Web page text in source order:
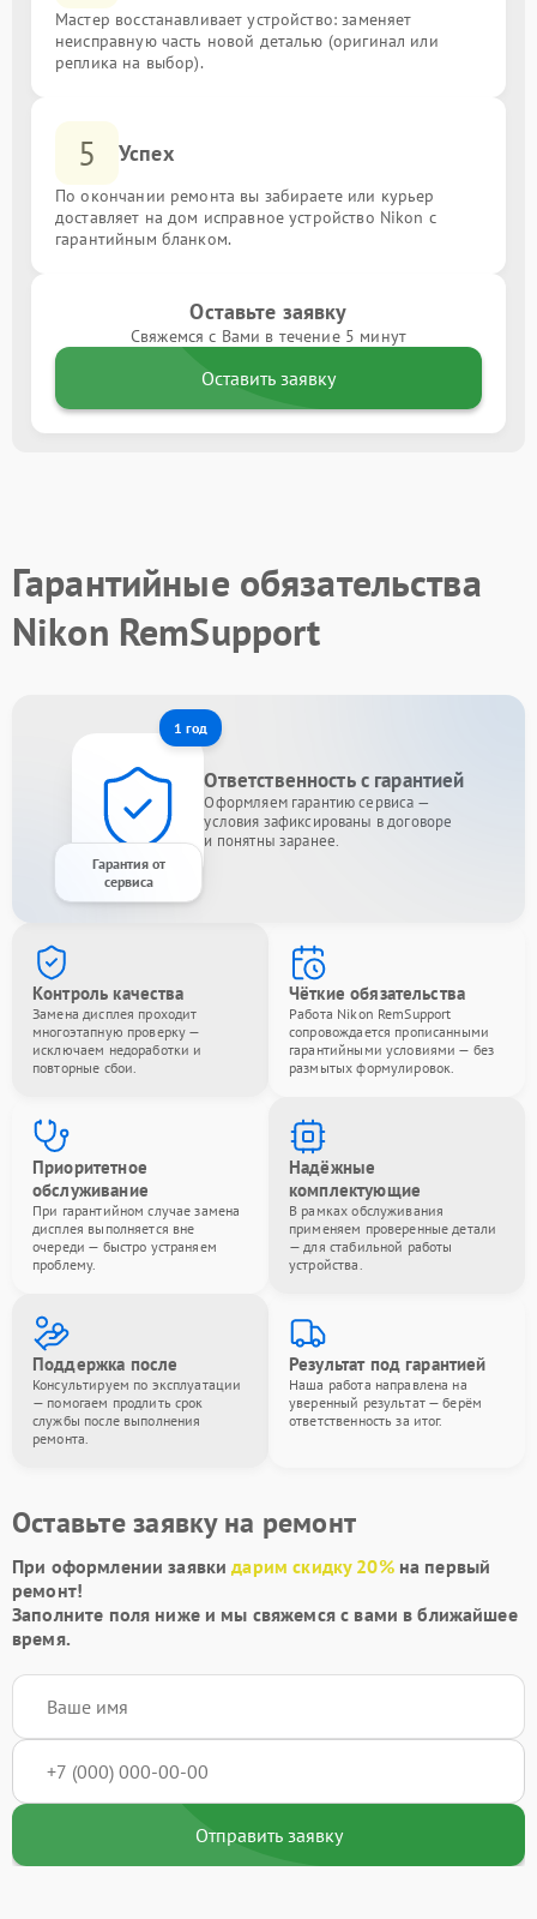
Мастер восстанавливает устройство: заменяет
неисправную часть новой деталью (оригинал или
реплика на выбор).
5 Успех
По окончании ремонта вы забираете или курьер
доставляет на дом исправное устройство Nikon с
гарантийным бланком.
Оставьте заявку
Свяжемся с Вами в течение 5 минут
Оставить заявку
Гарантийные обязательства
Nikon RemSupport
1 год
Гарантия от
сервиса
Ответственность с гарантией
Оформляем гарантию сервиса —
условия зафиксированы в договоре
и понятны заранее.
Контроль качества
Замена дисплея проходит
многоэтапную проверку —
исключаем недоработки и
повторные сбои.
Чёткие обязательства
Работа Nikon RemSupport
сопровождается прописанными
гарантийными условиями — без
размытых формулировок.
Приоритетное
обслуживание
При гарантийном случае замена
дисплея выполняется вне
очереди — быстро устраняем
проблему.
Надёжные
комплектующие
В рамках обслуживания
применяем проверенные детали
— для стабильной работы
устройства.
Поддержка после
Консультируем по эксплуатации
— помогаем продлить срок
службы после выполнения
ремонта.
Результат под гарантией
Наша работа направлена на
уверенный результат — берём
ответственность за итог.
Оставьте заявку на ремонт
При оформлении заявкидарим скидку 20%на первый
ремонт!
Заполните поля ниже и мы свяжемся с вами в ближайшее
время.
Отправить заявку